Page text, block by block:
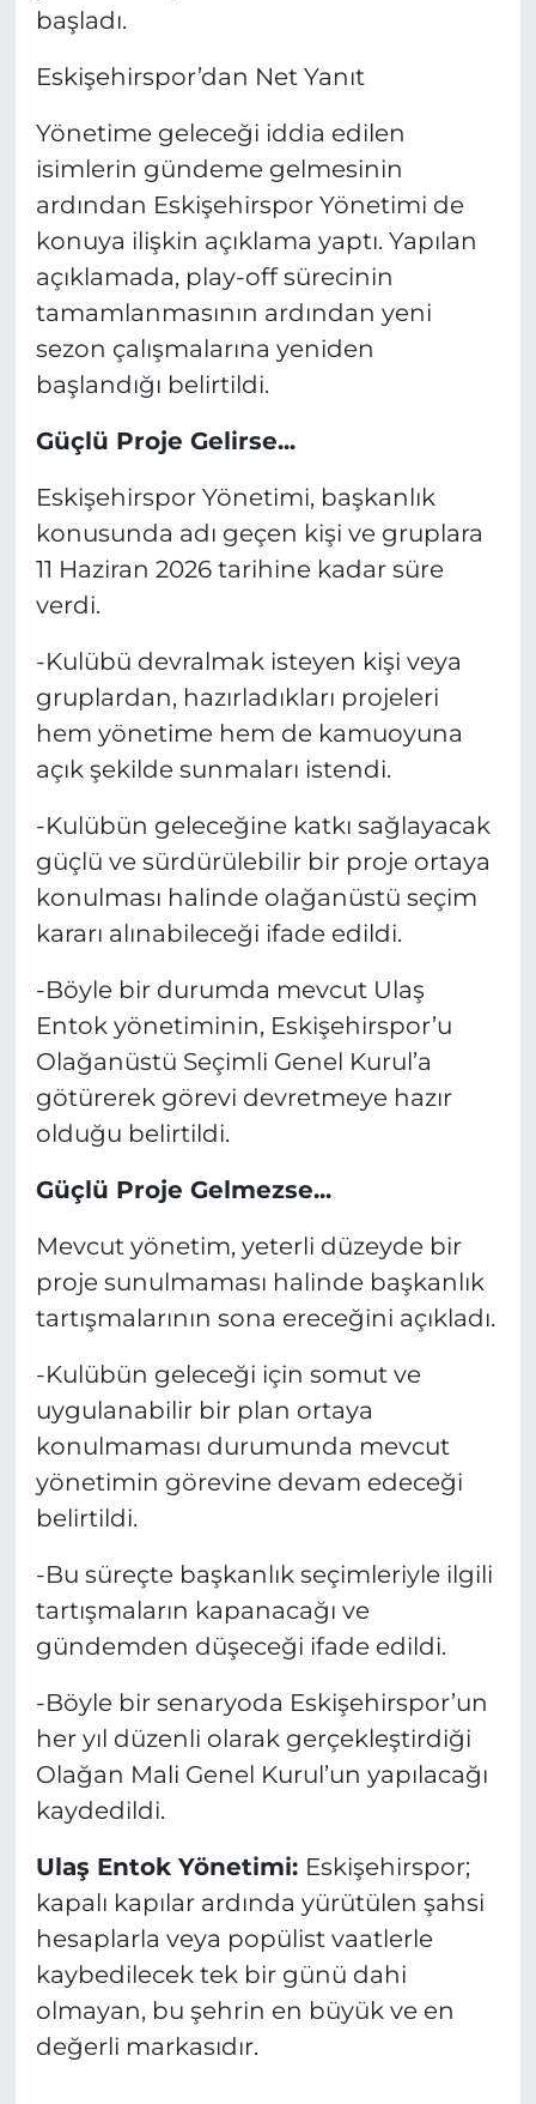
başladı.
Eskişehirspor’dan Net Yanıt
Yönetime geleceği iddia edilen
isimlerin gündeme gelmesinin
ardından Eskişehirspor Yönetimi de
konuya ilişkin açıklama yaptı. Yapılan
açıklamada, play-off sürecinin
tamamlanmasının ardından yeni
sezon çalışmalarına yeniden
başlandığı belirtildi.
Güçlü Proje Gelirse...
Eskişehirspor Yönetimi, başkanlık
konusunda adı geçen kişi ve gruplara
11 Haziran 2026 tarihine kadar süre
verdi.
-Kulübü devralmak isteyen kişi veya
gruplardan, hazırladıkları projeleri
hem yönetime hem de kamuoyuna
açık şekilde sunmaları istendi.
-Kulübün geleceğine katkı sağlayacak
güçlü ve sürdürülebilir bir proje ortaya
konulması halinde olağanüstü seçim
kararı alınabileceği ifade edildi.
-Böyle bir durumda mevcut Ulaş
Entok yönetiminin, Eskişehirspor’u
Olağanüstü Seçimli Genel Kurul’a
götürerek görevi devretmeye hazır
olduğu belirtildi.
Güçlü Proje Gelmezse...
Mevcut yönetim, yeterli düzeyde bir
proje sunulmaması halinde başkanlık
tartışmalarının sona ereceğini açıkladı.
-Kulübün geleceği için somut ve
uygulanabilir bir plan ortaya
konulmaması durumunda mevcut
yönetimin görevine devam edeceği
belirtildi.
-Bu süreçte başkanlık seçimleriyle ilgili
tartışmaların kapanacağı ve
gündemden düşeceği ifade edildi.
-Böyle bir senaryoda Eskişehirspor’un
her yıl düzenli olarak gerçekleştirdiği
Olağan Mali Genel Kurul’un yapılacağı
kaydedildi.
Ulaş Entok Yönetimi: Eskişehirspor;
kapalı kapılar ardında yürütülen şahsi
hesaplarla veya popülist vaatlerle
kaybedilecek tek bir günü dahi
olmayan, bu şehrin en büyük ve en
değerli markasıdır.